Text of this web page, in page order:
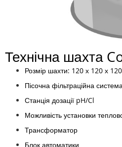
Технічна шахта
Розмір шахти: 120 х 120 х
Пісочна фільтраційна
Станція дозації pH/Cl
Можливість установки
Трансформатор
Блок автоматики